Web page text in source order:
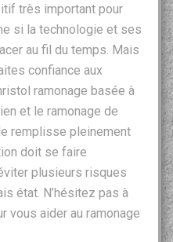
très important pour
si la technologie et ses
au fil du temps. Mais
confiance aux
ramonage basée à
et le ramonage de
remplisse pleinement
doit se faire
plusieurs risques
état. N’hésitez pas à
vous aider au ramonage